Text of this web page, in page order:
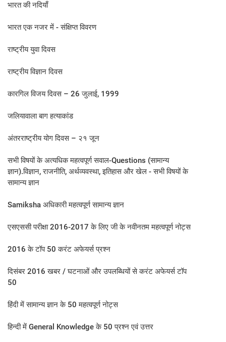
भारत की नदियाँ
भारत एक नजर में - संक्षिप्त विवरण
राष्ट्रीय युवा दिवस
राष्ट्रीय विज्ञान दिवस
कारगिल विजय दिवस – 26 जुलाई, 1999
जलियावाला बाग हत्याकांड
अंतरराष्ट्रीय योग दिवस – २१ जून
सभी विषयों के अत्यधिक महत्वपूर्ण सवाल-Questions (सामान्य
ज्ञान).विज्ञान, राजनीति, अर्थव्यवस्था, इतिहास और खेल - सभी विषयों के
सामान्य ज्ञान
Samiksha अधिकारी महत्वपूर्ण सामान्य ज्ञान
एसएससी परीक्षा 2016-2017 के लिए जी के नवीनतम महत्वपूर्ण नोट्स
2016 के टॉप 50 करंट अफेयर्स प्रश्न
दिसंबर 2016 खबर / घटनाओं और उपलब्धियों से करंट अफेयर्स टॉप
50
हिंदी में सामान्य ज्ञान के 50 महत्वपूर्ण नोट्स
हिन्दी में General Knowledge के 50 प्रश्न एवं उत्तर